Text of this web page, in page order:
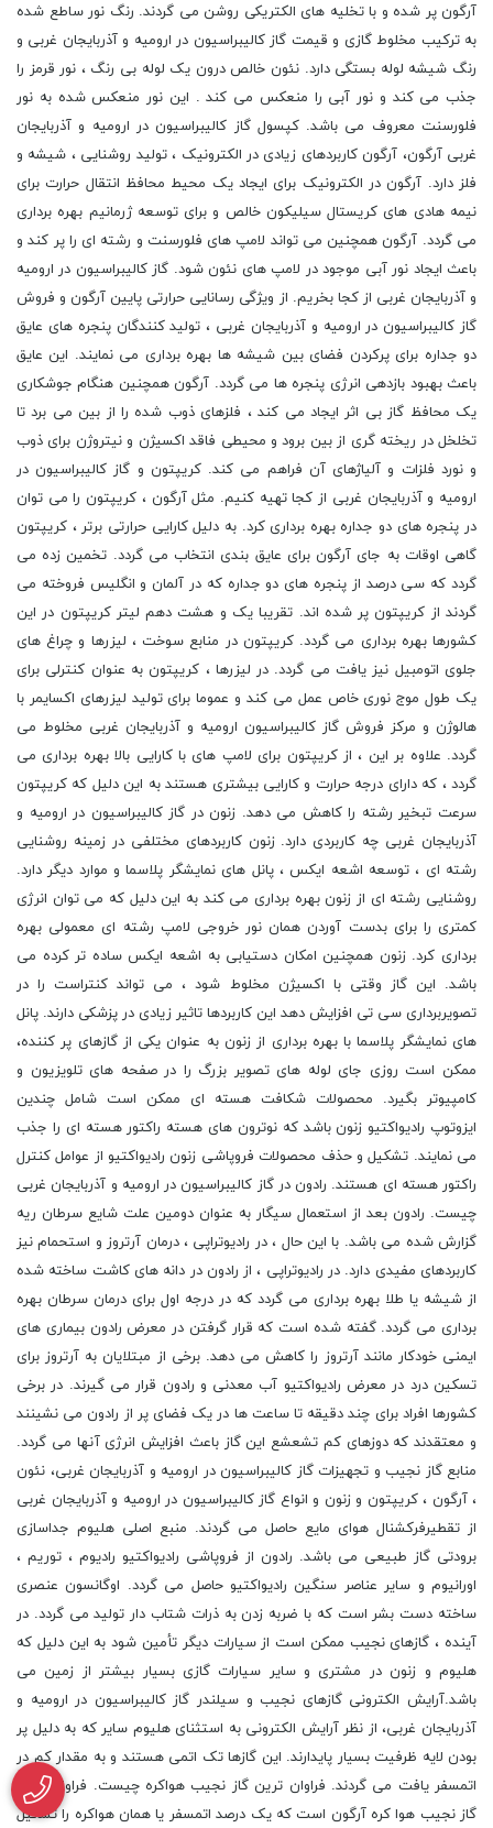
آرگون پر شده و با تخلیه های الکتریکی روشن می گردند. رنگ نور ساطع شده
به ترکیب مخلوط گازی و قیمت گاز کالیبراسیون در ارومیه و آذربایجان غربی و
رنگ شیشه لوله بستگی دارد. نئون خالص درون یک لوله بی رنگ ، نور قرمز را
جذب می کند و نور آبی را منعکس می کند . این نور منعکس شده به نور
فلورسنت معروف می باشد. کپسول گاز کالیبراسیون در ارومیه و آذربایجان
غربی آرگون، آرگون کاربردهای زیادی در الکترونیک ، تولید روشنایی ، شیشه و
فلز دارد. آرگون در الکترونیک برای ایجاد یک محیط محافظ انتقال حرارت برای
نیمه هادی های کریستال سیلیکون خالص و برای توسعه ژرمانیم بهره برداری
می گردد. آرگون همچنین می تواند لامپ های فلورسنت و رشته ای را پر کند و
باعث ایجاد نور آبی موجود در لامپ های نئون شود. گاز کالیبراسیون در ارومیه
و آذربایجان غربی از کجا بخریم. از ویژگی رسانایی حرارتی پایین آرگون و فروش
گاز کالیبراسیون در ارومیه و آذربایجان غربی ، تولید کنندگان پنجره های عایق
دو جداره برای پرکردن فضای بین شیشه ها بهره برداری می نمایند. این عایق
باعث بهبود بازدهی انرژی پنجره ها می گردد. آرگون همچنین هنگام جوشکاری
یک محافظ گاز بی اثر ایجاد می کند ، فلزهای ذوب شده را از بین می برد تا
تخلخل در ریخته گری از بین برود و محیطی فاقد اکسیژن و نیتروژن برای ذوب
و نورد فلزات و آلیاژهای آن فراهم می کند. کریپتون و گاز کالیبراسیون در
ارومیه و آذربایجان غربی از کجا تهیه کنیم. مثل آرگون ، کریپتون را می توان
در پنجره های دو جداره بهره برداری کرد. به دلیل کارایی حرارتی برتر ، کریپتون
گاهی اوقات به جای آرگون برای عایق بندی انتخاب می گردد. تخمین زده می
گردد که سی درصد از پنجره های دو جداره که در آلمان و انگلیس فروخته می
گردند از کریپتون پر شده اند. تقریبا یک و هشت دهم لیتر کریپتون در این
کشورها بهره برداری می گردد. کریپتون در منابع سوخت ، لیزرها و چراغ های
جلوی اتومبیل نیز یافت می گردد. در لیزرها ، کریپتون به عنوان کنترلی برای
یک طول موج نوری خاص عمل می کند و عموما برای تولید لیزرهای اکسایمر با
هالوژن و مرکز فروش گاز کالیبراسیون ارومیه و آذربایجان غربی مخلوط می
گردد. علاوه بر این ، از کریپتون برای لامپ های با کارایی بالا بهره برداری می
گردد ، که دارای درجه حرارت و کارایی بیشتری هستند به این دلیل که کریپتون
سرعت تبخیر رشته را کاهش می دهد. زنون در گاز کالیبراسیون در ارومیه و
آذربایجان غربی چه کاربردی دارد. زنون کاربردهای مختلفی در زمینه روشنایی
رشته ای ، توسعه اشعه ایکس ، پانل های نمایشگر پلاسما و موارد دیگر دارد.
روشنایی رشته ای از زنون بهره برداری می کند به این دلیل که می توان انرژی
کمتری را برای بدست آوردن همان نور خروجی لامپ رشته ای معمولی بهره
برداری کرد. زنون همچنین امکان دستیابی به اشعه ایکس ساده تر کرده می
باشد. این گاز وقتی با اکسیژن مخلوط شود ، می تواند کنتراست را در
تصویربرداری سی تی افزایش دهد این کاربردها تاثیر زیادی در پزشکی دارند. پانل
های نمایشگر پلاسما با بهره برداری از زنون به عنوان یکی از گازهای پر کننده،
ممکن است روزی جای لوله های تصویر بزرگ را در صفحه های تلویزیون و
کامپیوتر بگیرد. محصولات شکافت هسته ای ممکن است شامل چندین
ایزوتوپ رادیواکتیو زنون باشد که نوترون های هسته راکتور هسته ای را جذب
می نمایند. تشکیل و حذف محصولات فروپاشی زنون رادیواکتیو از عوامل کنترل
راکتور هسته ای هستند. رادون در گاز کالیبراسیون در ارومیه و آذربایجان غربی
چیست. رادون بعد از استعمال سیگار به عنوان دومین علت شایع سرطان ریه
گزارش شده می باشد. با این حال ، در رادیوتراپی ، درمان آرتروز و استحمام نیز
کاربردهای مفیدی دارد. در رادیوتراپی ، از رادون در دانه های کاشت ساخته شده
از شیشه یا طلا بهره برداری می گردد که در درجه اول برای درمان سرطان بهره
برداری می گردد. گفته شده است که قرار گرفتن در معرض رادون بیماری های
ایمنی خودکار مانند آرتروز را کاهش می دهد. برخی از مبتلایان به آرتروز برای
تسکین درد در معرض رادیواکتیو آب معدنی و رادون قرار می گیرند. در برخی
کشورها افراد برای چند دقیقه تا ساعت ها در یک فضای پر از رادون می نشینند
و معتقدند که دوزهای کم تشعشع این گاز باعث افزایش انرژی آنها می گردد.
منابع گاز نجیب و تجهیزات گاز کالیبراسیون در ارومیه و آذربایجان غربی، نئون
، آرگون ، کریپتون و زنون و انواع گاز کالیبراسیون در ارومیه و آذربایجان غربی
از تقطیرفرکشنال هوای مایع حاصل می گردند. منبع اصلی هلیوم جداسازی
برودتی گاز طبیعی می باشد. رادون از فروپاشی رادیواکتیو رادیوم ، توریم ،
اورانیوم و سایر عناصر سنگین رادیواکتیو حاصل می گردد. اوگانسون عنصری
ساخته دست بشر است که با ضربه زدن به ذرات شتاب دار تولید می گردد. در
آینده ، گازهای نجیب ممکن است از سیارات دیگر تأمین شود به این دلیل که
هلیوم و زنون در مشتری و سایر سیارات گازی بسیار بیشتر از زمین می
باشد.آرایش الکترونی گازهای نجیب و سیلندر گاز کالیبراسیون در ارومیه و
آذربایجان غربی، از نظر آرایش الکترونی به استثنای هلیوم سایر که به دلیل پر
بودن لایه ظرفیت بسیار پایدارند. این گازها تک اتمی هستند و به مقدار کم در
اتمسفر یافت می گردند. فراوان ترین گاز نجیب هواکره چیست. فراوان ترین
گاز نجیب هوا کره آرگون است که یک درصد اتمسفر یا همان هواکره را تشکیل